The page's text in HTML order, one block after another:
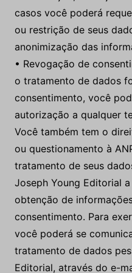
casos você poderá
ou restrição de seus
anonimização das
• Revogação de
o tratamento de dados
consentimento, você
autorização a qualquer
Você também tem o
ou questionamento à
tratamento de seus
Joseph Young Editorial
obtenção de
consentimento. Para
você poderá se
tratamento de dados
Editorial, através do e-